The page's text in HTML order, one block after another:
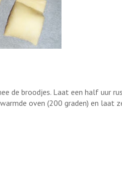
de broodjes. Laat een half uur
oven (200 graden) en laat